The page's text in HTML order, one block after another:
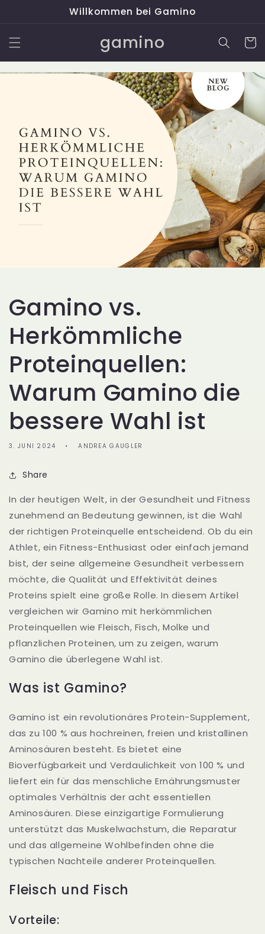
Willkommen bei Gamino
gamino
Gamino vs.
Herkömmliche
Proteinquellen:
Warum Gamino die
bessere Wahl ist
3. JUNI 2024 ANDREA GAUGLER
Share
In der heutigen Welt, in der Gesundheit und Fitness
zunehmend an Bedeutung gewinnen, ist die Wahl
der richtigen Proteinquelle entscheidend. Ob du ein
Athlet, ein Fitness-Enthusiast oder einfach jemand
bist, der seine allgemeine Gesundheit verbessern
möchte, die Qualität und Effektivität deines
Proteins spielt eine große Rolle. In diesem Artikel
vergleichen wir Gamino mit herkömmlichen
Proteinquellen wie Fleisch, Fisch, Molke und
pflanzlichen Proteinen, um zu zeigen, warum
Gamino die überlegene Wahl ist.
Was ist Gamino?
Gamino ist ein revolutionäres Protein-Supplement,
das zu 100 % aus hochreinen, freien und kristallinen
Aminosäuren besteht. Es bietet eine
Bioverfügbarkeit und Verdaulichkeit von 100 % und
liefert ein für das menschliche Ernährungsmuster
optimales Verhältnis der acht essentiellen
Aminosäuren. Diese einzigartige Formulierung
unterstützt das Muskelwachstum, die Reparatur
und das allgemeine Wohlbefinden ohne die
typischen Nachteile anderer Proteinquellen.
Fleisch und Fisch
Vorteile: